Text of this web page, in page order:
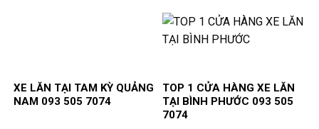
XE LĂN TẠI TAM KỲ QUẢNG
NAM 093 505 7074
TOP 1 CỬA HÀNG XE LĂN
TẠI BÌNH PHƯỚC 093 505
7074